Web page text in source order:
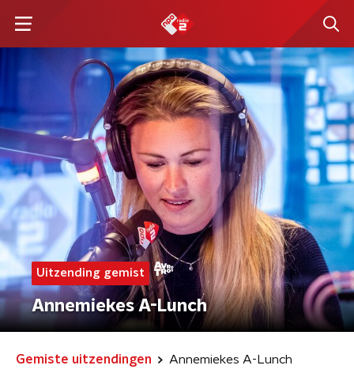
Uitzending gemist
Annemiekes A-Lunch
Gemiste uitzendingen Annemiekes A-Lunch